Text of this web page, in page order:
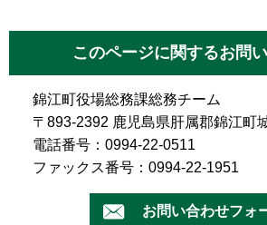
このページに関するお問
錦江町役場総務課総務チーム
〒893-2392 鹿児島県肝属郡錦江町
電話番号：0994-22-0511
ファックス番号：0994-22-1951